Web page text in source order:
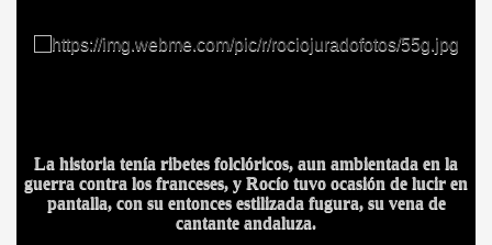
La historia tenía ribetes folclóricos, aun ambientada en la
guerra contra los franceses, y Rocío tuvo ocasión de lucir en
pantalla, con su entonces estilizada fugura, su vena de
cantante andaluza.